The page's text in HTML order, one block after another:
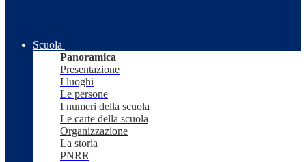
Scuola
Panoramica
Presentazione
I luoghi
Le persone
I numeri della scuola
Le carte della scuola
Organizzazione
La storia
PNRR